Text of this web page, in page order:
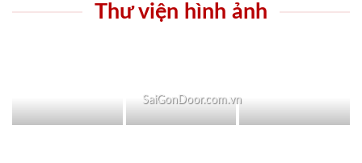
Thư viện hình ảnh
SaiGonDoor.com.vn